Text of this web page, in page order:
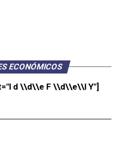
ECONÓMICOS
d \\d\\e F \\d\\e\\l Y"]